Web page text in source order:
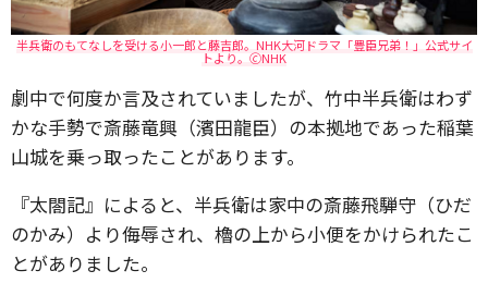
半兵衛のもてなしを受ける小一郎と藤吉郎。NHK大河ドラマ「豊臣兄弟！」公式サイ
トより。🄫NHK
劇中で何度か言及されていましたが、竹中半兵衛はわず
かな手勢で斎藤竜興（濱田龍臣）の本拠地であった稲葉
山城を乗っ取ったことがあります。
『太閤記』によると、半兵衛は家中の斎藤飛騨守（ひだ
のかみ）より侮辱され、櫓の上から小便をかけられたこ
とがありました。